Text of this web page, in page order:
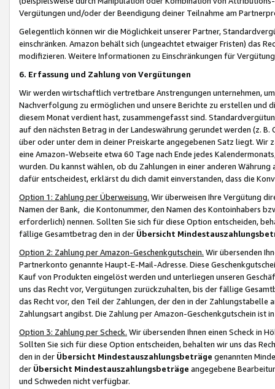
Vergütungen und/oder der Beendigung deiner Teilnahme am
Gelegentlich können wir die Möglichkeit unserer Partner,
einschränken. Amazon behält sich (ungeachtet etwaiger Fristen) das
modifizieren. Weitere Informationen zu Einschränkungen für
6. Erfassung und Zahlung von Vergütungen
Wir werden wirtschaftlich vertretbare Anstrengungen unternehmen,
Nachverfolgung zu ermöglichen und unsere Berichte zu erstellen und
diesem Monat verdient hast, zusammengefasst sind.
auf den nächsten Betrag in der Landeswährung gerundet werden (z.
über oder unter dem in deiner Preiskarte angegebenen Satz liegt.
eine Amazon-Webseite etwa 60 Tage nach Ende jedes
wurden. Du kannst wählen, ob du Zahlungen in einer anderen
dafür entscheidest, erklärst du dich damit einverstanden, dass die
Option 1: Zahlung per Überweisung. Wir überweisen Ihre Vergütung
Namen der Bank, die Kontonummer, den Namen des Kontoinhabers
erforderlich) nennen. Sollten Sie sich für diese Option entscheiden,
fällige Gesamtbetrag den in der Übersicht
Option 2: Zahlung per Amazon-Geschenkgutschein. Wir übersenden
Partnerkonto genannte Haupt-E-Mail-Adresse. Diese
Kauf von Produkten eingelöst werden und unterliegen unseren
uns das Recht vor, Vergütungen zurückzuhalten, bis der fällige
das Recht vor, den Teil der Zahlungen, der den in der
Zahlungsart angibst. Die Zahlung per Amazon-Geschenkgutschein ist
Option 3: Zahlung per Scheck. Wir übersenden Ihnen einen Scheck in
Sollten Sie sich für diese Option entscheiden, behalten wir uns das
den in der Übersicht Mindestauszahlungsbeträge genannten
der Übersicht Mindestauszahlungsbeträge angegebene
und Schweden nicht verfügbar.